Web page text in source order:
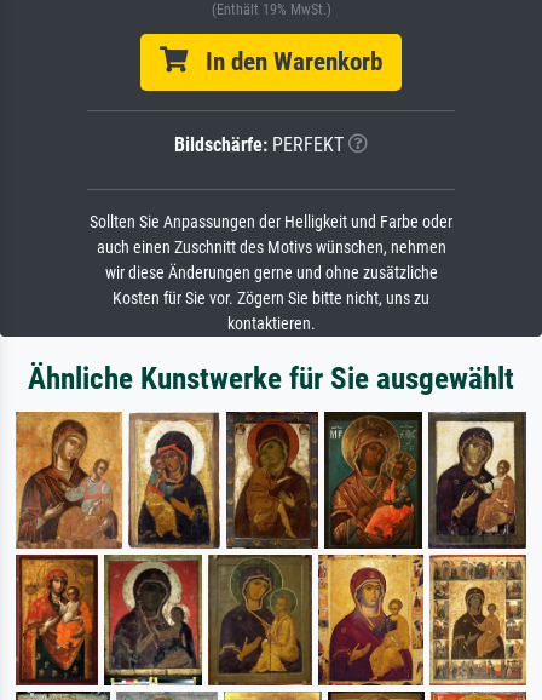
(Enthält 19% MwSt.)
In den Warenkorb
Bildschärfe: PERFEKT
Sollten Sie Anpassungen der Helligkeit und Farbe oder
auch einen Zuschnitt des Motivs wünschen, nehmen
wir diese Änderungen gerne und ohne zusätzliche
Kosten für Sie vor. Zögern Sie bitte nicht, uns zu
kontaktieren.
Ähnliche Kunstwerke für Sie ausgewählt